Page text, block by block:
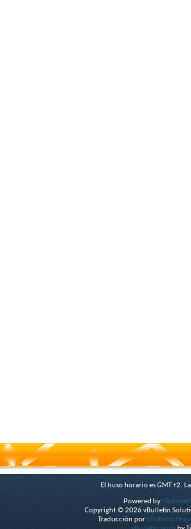
El huso horario es GMT +2.
Powered by
Copyright © 2026 vBulletin
Traducción porvBulletin